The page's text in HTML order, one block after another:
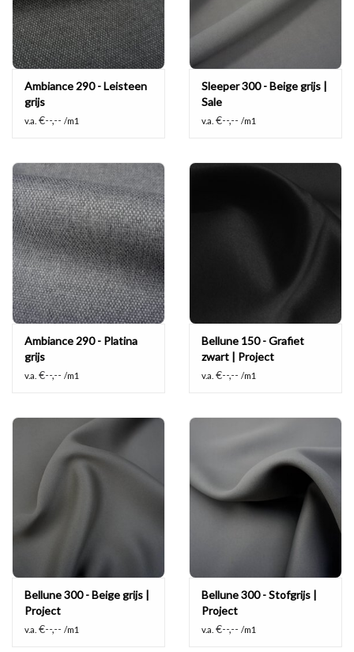
Ambiance 290 - Leisteen
grijs
v.a. €--,-- /m1
Sleeper 300 - Beige grijs |
Sale
v.a. €--,-- /m1
Ambiance 290 - Platina
grijs
v.a. €--,-- /m1
Bellune 150 - Grafiet
zwart | Project
v.a. €--,-- /m1
Bellune 300 - Beige grijs |
Project
v.a. €--,-- /m1
Bellune 300 - Stofgrijs |
Project
v.a. €--,-- /m1